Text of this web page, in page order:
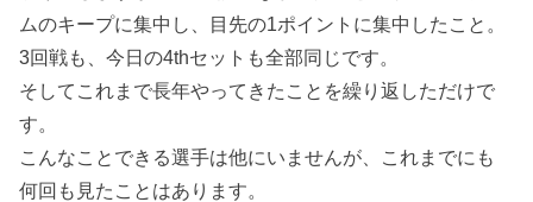
ムのキープに集中し、目先の1ポイントに集中したこと。
3回戦も、今日の4thセットも全部同じです。
そしてこれまで長年やってきたことを繰り返しただけで
す。
こんなことできる選手は他にいませんが、これまでにも
何回も見たことはあります。